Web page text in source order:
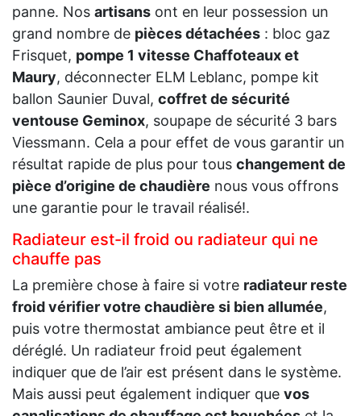
panne. Nos artisans ont en leur possession un
grand nombre de pièces détachées : bloc gaz
Frisquet, pompe 1 vitesse Chaffoteaux et
Maury, déconnecter ELM Leblanc, pompe kit
ballon Saunier Duval, coffret de sécurité
ventouse Geminox, soupape de sécurité 3 bars
Viessmann. Cela a pour effet de vous garantir un
résultat rapide de plus pour tous changement de
pièce d’origine de chaudière nous vous offrons
une garantie pour le travail réalisé!.
Radiateur est-il froid ou radiateur qui ne
chauffe pas
La première chose à faire si votre radiateur reste
froid vérifier votre chaudière si bien allumée,
puis votre thermostat ambiance peut être et il
déréglé. Un radiateur froid peut également
indiquer que de l’air est présent dans le système.
Mais aussi peut également indiquer que vos